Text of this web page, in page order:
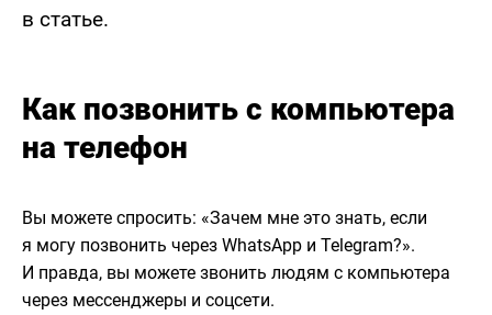
в статье.
Как позвонить с компьютера
на телефон
Вы можете спросить: «Зачем мне это знать, если
я могу позвонить через WhatsApp и Telegram?».
И правда, вы можете звонить людям с компьютера
через мессенджеры и соцсети.